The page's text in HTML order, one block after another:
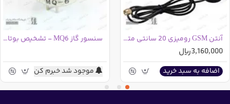
آنتن GSM رومیزی 20 سانتی متری
3,160,000ریال
اضافه به سبد خرید
سنسور گاز MQ6 - تشخیص بوتان پروپان
موجود شد خبرم کن